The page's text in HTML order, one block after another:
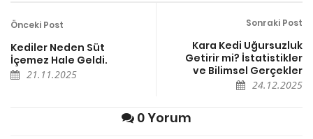
Önceki Post
Kediler Neden Süt
İçemez Hale Geldi.
21.11.2025
Sonraki Post
Kara Kedi Uğursuzluk
Getirir mi? İstatistikler
ve Bilimsel Gerçekler
24.12.2025
0 Yorum